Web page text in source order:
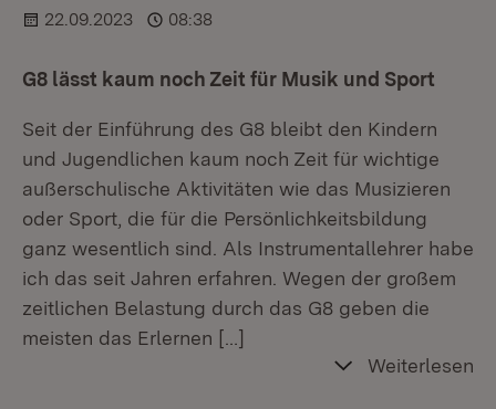
22.09.2023
08:38
G8 lässt kaum noch Zeit für Musik und Sport
Seit der Einführung des G8 bleibt den Kindern
und Jugendlichen kaum noch Zeit für wichtige
außerschulische Aktivitäten wie das Musizieren
oder Sport, die für die Persönlichkeitsbildung
ganz wesentlich sind. Als Instrumentallehrer habe
ich das seit Jahren erfahren. Wegen der großem
zeitlichen Belastung durch das G8 geben die
meisten das Erlernen […]
Weiterlesen